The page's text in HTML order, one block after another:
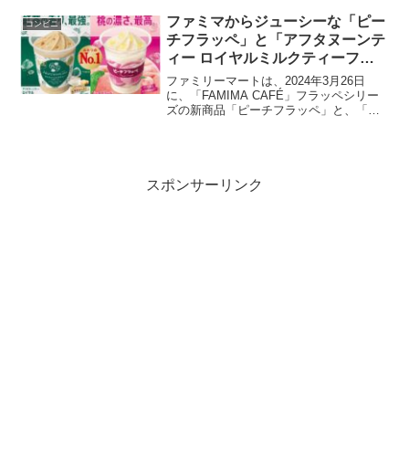
料を購入すると、もう1本無料クーポンが
もら...
コンビニ
ファミマからジューシーな「ピー
チフラッペ」と「アフタヌーンテ
ィー ロイヤルミルクティーフラ
ッペ」登場!明日2024年3月26日
から
ファミリーマートは、2024年3月26日
に、「FAMIMA CAFÉ」フラッペシリー
ズの新商品「ピーチフラッペ」と、「ア
スポンサーリンク